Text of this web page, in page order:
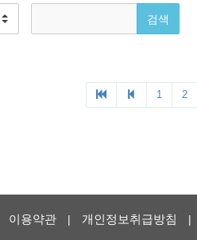
이용약관 | 개인정보취급방침 |